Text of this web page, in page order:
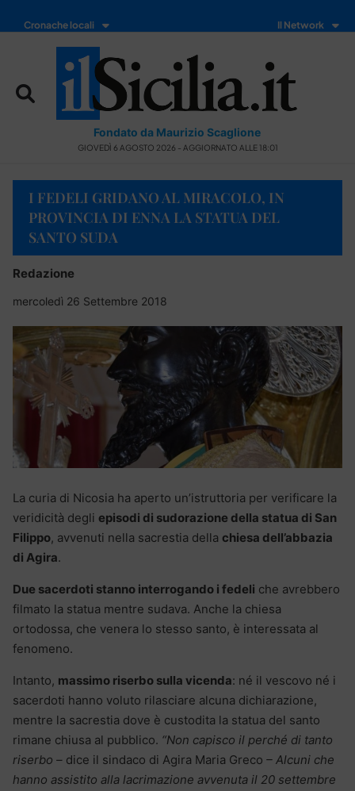
Cronache locali Il Network
Fondato da Maurizio Scaglione
GIOVEDÌ 6 AGOSTO 2026 - AGGIORNATO ALLE 18:01
I FEDELI GRIDANO AL MIRACOLO, IN
PROVINCIA DI ENNA LA STATUA DEL
SANTO SUDA
Redazione
mercoledì 26 Settembre 2018
La curia di Nicosia ha aperto un’istruttoria per verificare la
veridicità degli episodi di sudorazione della statua di San
Filippo, avvenuti nella sacrestia della chiesa dell’abbazia
di Agira.
Due sacerdoti stanno interrogando i fedeli che avrebbero
filmato la statua mentre sudava. Anche la chiesa
ortodossa, che venera lo stesso santo, è interessata al
fenomeno.
Intanto, massimo riserbo sulla vicenda: né il vescovo né i
sacerdoti hanno voluto rilasciare alcuna dichiarazione,
mentre la sacrestia dove è custodita la statua del santo
rimane chiusa al pubblico. “Non capisco il perché di tanto
riserbo – dice il sindaco di Agira Maria Greco – Alcuni che
hanno assistito alla lacrimazione avvenuta il 20 settembre